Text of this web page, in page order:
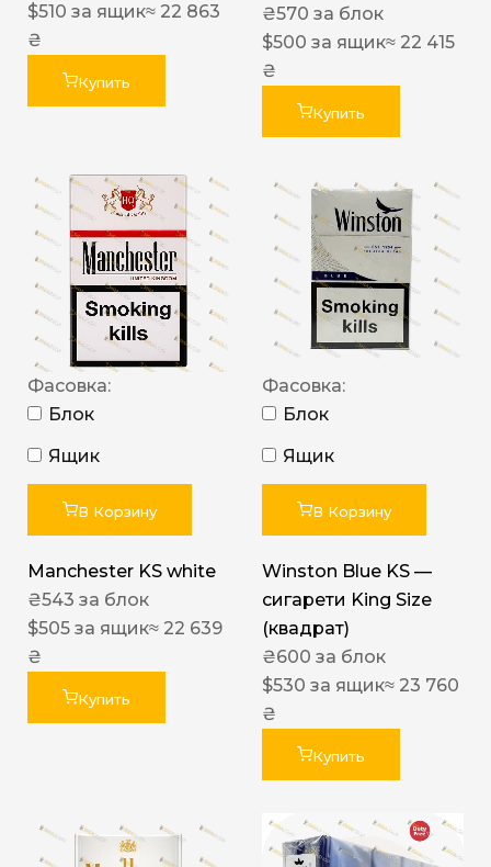
$510 за ящик≈ 22 863
₴
Купить
₴570 за блок
$500 за ящик≈ 22 415
₴
Купить
Фасовка:
Блок
Ящик
В Корзину
Manchester KS white
₴543 за блок
$505 за ящик≈ 22 639
₴
Купить
Фасовка:
Блок
Ящик
В Корзину
Winston Blue KS —
сигарети King Size
(квадрат)
₴600 за блок
$530 за ящик≈ 23 760
₴
Купить